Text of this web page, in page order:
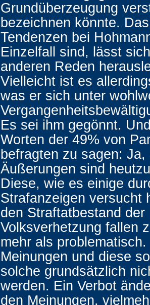
Grundüberzeugung
bezeichnen könnte.
Tendenzen bei
Einzelfall sind, lässt
anderen Reden
Vielleicht ist es
was er sich unter
Es sei ihm gegönnt.
Worten der 49% von
befragten zu sagen: Ja,
Äußerungen sind
Diese, wie es einige
Strafanzeigen versucht
den Straftatbestand der
Volksverhetzung fallen
mehr als
Meinungen und diese
solche grundsätzlich
werden. Ein Verbot
den Meinungen,